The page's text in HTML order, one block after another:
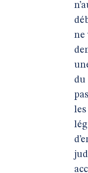
ne
du